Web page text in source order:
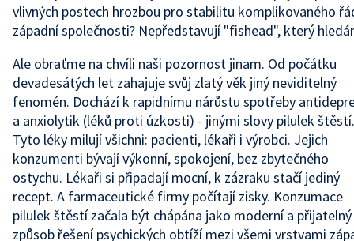
vlivných postech hrozbou pro stabilitu komplikovaného
západní společnosti? Nepředstavují "fishead", který
Ale obraťme na chvíli naši pozornost jinam. Od počátku
devadesátých let zahajuje svůj zlatý věk jiný neviditelný
fenomén. Dochází k rapidnímu nárůstu spotřeby
a anxiolytik (léků proti úzkosti) - jinými slovy pilulek štěstí.
Tyto léky milují všichni: pacienti, lékaři i výrobci. Jejich
konzumenti bývají výkonní, spokojení, bez zbytečného
ostychu. Lékaři si připadají mocní, k zázraku stačí jediný
recept. A farmaceutické firmy počítají zisky. Konzumace
pilulek štěstí začala být chápána jako moderní a přijatelný
způsob řešení psychických obtíží mezi všemi vrstvami